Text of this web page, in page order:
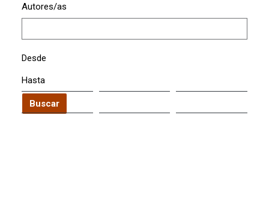
Autores/as
Desde
Hasta
Buscar